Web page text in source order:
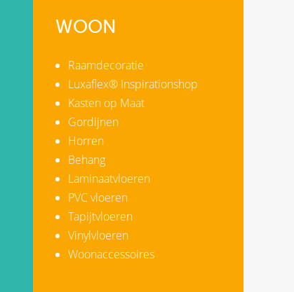
WOON
Raamdecoratie
Luxaflex® Inspirationshop
Kasten op Maat
Gordijnen
Horren
Behang
Laminaatvloeren
PVC vloeren
Tapijtvloeren
Vinylvloeren
Woonaccessoires